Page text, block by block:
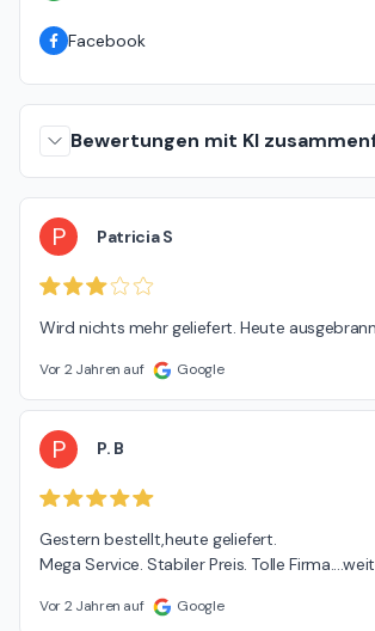
Facebook
Bewertungen mit KI
P Patricia S
Wird nichts mehr geliefert. Heute
Vor 2 Jahren auf Google
P P. B
Gestern bestellt,heute geliefert.
Mega Service. Stabiler Preis. Tolle
Vor 2 Jahren auf Google